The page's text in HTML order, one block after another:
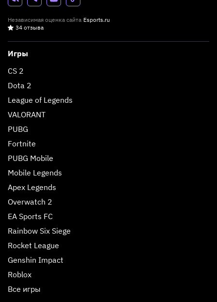
Независимая оценка сайта Esports.ru
34 отзыва
Игры
CS 2
Dota 2
League of Legends
VALORANT
PUBG
Fortnite
PUBG Mobile
Mobile Legends
Apex Legends
Overwatch 2
EA Sports FC
Rainbow Six Siege
Rocket League
Genshin Impact
Roblox
Все игры